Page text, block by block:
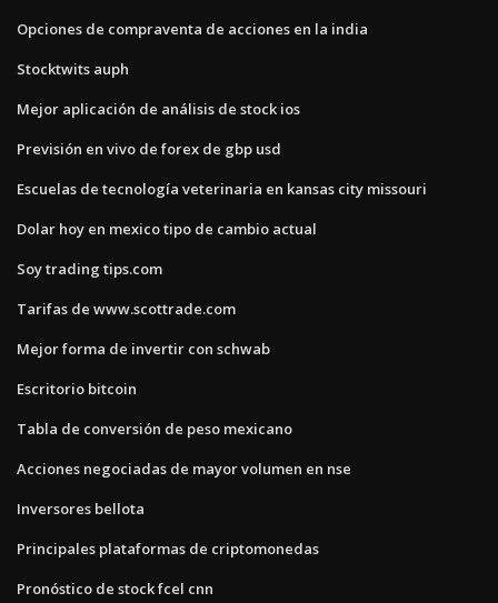
Opciones de compraventa de acciones en la india
Stocktwits auph
Mejor aplicación de análisis de stock ios
Previsión en vivo de forex de gbp usd
Escuelas de tecnología veterinaria en kansas city missouri
Dolar hoy en mexico tipo de cambio actual
Soy trading tips.com
Tarifas de www.scottrade.com
Mejor forma de invertir con schwab
Escritorio bitcoin
Tabla de conversión de peso mexicano
Acciones negociadas de mayor volumen en nse
Inversores bellota
Principales plataformas de criptomonedas
Pronóstico de stock fcel cnn